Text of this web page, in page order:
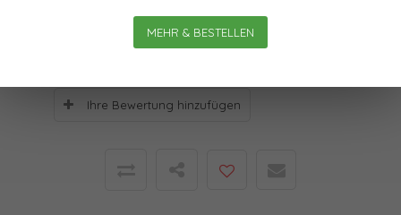
MEHR & BESTELLEN
0Sterne, basierend auf
Ihre Bewertung hinzufügen